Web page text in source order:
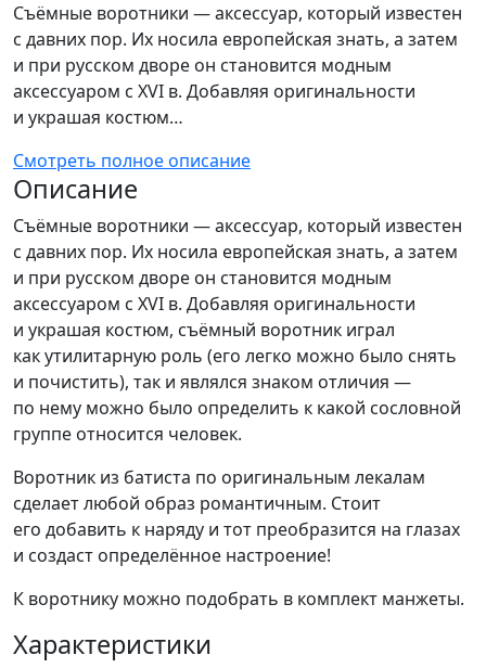
Съёмные воротники — аксессуар, который известен
с давних пор. Их носила европейская знать, а затем
и при русском дворе он становится модным
аксессуаром с XVI в. Добавляя оригинальности
и украшая костюм…
Смотреть полное описание
Описание
Съёмные воротники — аксессуар, который известен
с давних пор. Их носила европейская знать, а затем
и при русском дворе он становится модным
аксессуаром с XVI в. Добавляя оригинальности
и украшая костюм, съёмный воротник играл
как утилитарную роль (его легко можно было снять
и почистить), так и являлся знаком отличия —
по нему можно было определить к какой сословной
группе относится человек.
Воротник из батиста по оригинальным лекалам
сделает любой образ романтичным. Стоит
его добавить к наряду и тот преобразится на глазах
и создаст определённое настроение!
К воротнику можно подобрать в комплект манжеты.
Характеристики